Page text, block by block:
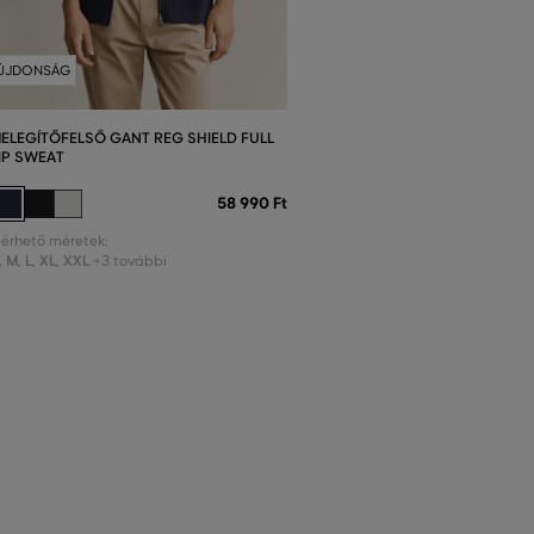
GANT REG SHIELD FULL
SWEAT
58 990 Ft
méretek:
, M, L, XL, XXL +3 további